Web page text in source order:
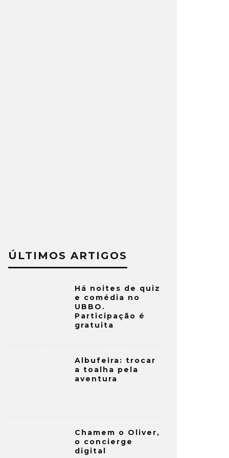
ÚLTIMOS ARTIGOS
Há noites de quiz
e comédia no
UBBO.
Participação é
gratuita
Albufeira: trocar
a toalha pela
aventura
Chamem o Oliver,
o concierge
digital